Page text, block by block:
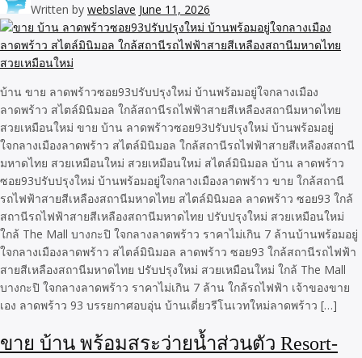
Written by webslave June 11, 2026
บ้าน ขาย ลาดพร้าวซอย93ปรับปรุงใหม่ บ้านพร้อมอยู่ใจกลางเมือง
ลาดพร้าว สไตล์มินิมอล ใกล้สถานีรถไฟฟ้าสายสีเหลืองสถานีมหาดไทย
สวยเหมือนใหม่ ขาย บ้าน ลาดพร้าวซอย93ปรับปรุงใหม่ บ้านพร้อมอยู่
ใจกลางเมืองลาดพร้าว สไตล์มินิมอล ใกล้สถานีรถไฟฟ้าสายสีเหลืองสถานี
มหาดไทย สวยเหมือนใหม่ สวยเหมือนใหม่ สไตล์มินิมอล บ้าน ลาดพร้าว
ซอย93ปรับปรุงใหม่ บ้านพร้อมอยู่ใจกลางเมืองลาดพร้าว ขาย ใกล้สถานี
รถไฟฟ้าสายสีเหลืองสถานีมหาดไทย สไตล์มินิมอล ลาดพร้าว ซอย93 ใกล้
สถานีรถไฟฟ้าสายสีเหลืองสถานีมหาดไทย ปรับปรุงใหม่ สวยเหมือนใหม่
ใกล้ The Mall บางกะปิ ใจกลางลาดพร้าว ราคาไม่เกิน 7 ล้านบ้านพร้อมอยู่
ใจกลางเมืองลาดพร้าว สไตล์มินิมอล ลาดพร้าว ซอย93 ใกล้สถานีรถไฟฟ้า
สายสีเหลืองสถานีมหาดไทย ปรับปรุงใหม่ สวยเหมือนใหม่ ใกล้ The Mall
บางกะปิ ใจกลางลาดพร้าว ราคาไม่เกิน 7 ล้าน ใกล้รถไฟฟ้า เจ้าของขาย
เอง ลาดพร้าว 93 บรรยกาศอบอุ่น บ้านเดี่ยวรีโนเวทใหม่ลาดพร้าว […]
ขาย บ้าน พร้อมสระว่ายน้ำส่วนตัว Resort-